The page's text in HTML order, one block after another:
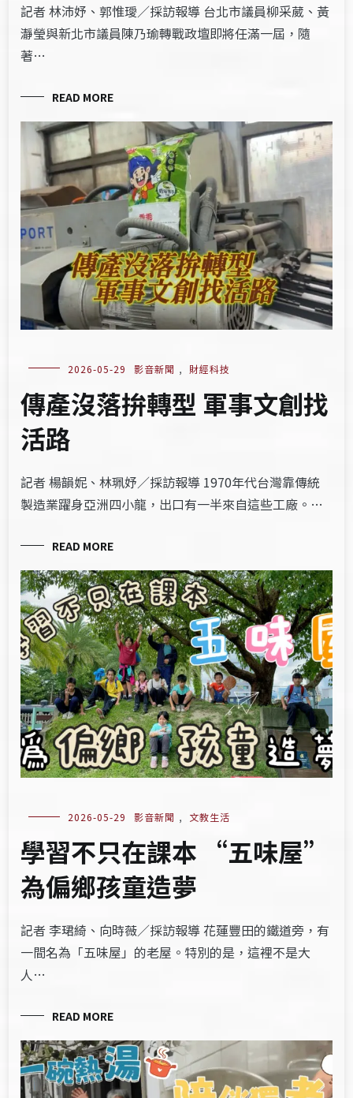
記者 林沛妤、郭惟璦／採訪報導 台北市議員柳采葳、黃
瀞瑩與新北市議員陳乃瑜轉戰政壇即將任滿一屆，隨
著…
READ MORE
2026-05-29 影音新聞 , 財經科技
傳產沒落拚轉型 軍事文創找
活路
記者 楊韻妮、林珮妤／採訪報導 1970年代台灣靠傳統
製造業躍身亞洲四小龍，出口有一半來自這些工廠。…
READ MORE
2026-05-29 影音新聞 , 文教生活
學習不只在課本 “五味屋”
為偏鄉孩童造夢
記者 李珺綺、向時薇／採訪報導 花蓮豐田的鐵道旁，有
一間名為「五味屋」的老屋。特別的是，這裡不是大
人…
READ MORE